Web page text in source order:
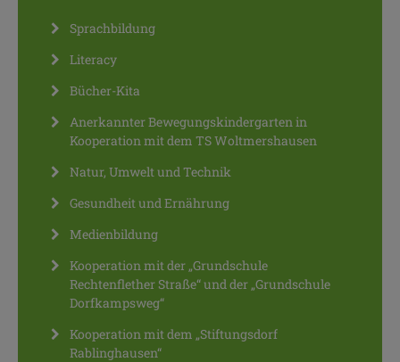
Sprachbildung
Literacy
Bücher-Kita
Anerkannter Bewegungskindergarten in
Kooperation mit dem TS Woltmershausen
Natur, Umwelt und Technik
Gesundheit und Ernährung
Medienbildung
Kooperation mit der „Grundschule
Rechtenflether Straße“ und der „Grundschule
Dorfkampsweg“
Kooperation mit dem „Stiftungsdorf
Rablinghausen“